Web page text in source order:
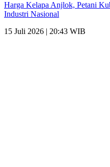
Harga Kelapa Anjlok, Petani
Industri Nasional
15 Juli 2026 | 20:43 WIB